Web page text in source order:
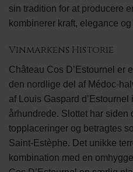
sin tradition for at producere
kombinerer kraft, elegance
Vinmarkens Historie
Château Cos D’Estournel er
den nordlige del af Médoc-
af Louis Gaspard
århundrede. Slottet har
topplaceringer og betragtes
Saint-Estèphe. Det unikke
kombination med en